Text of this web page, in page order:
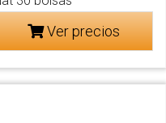
Ver precios